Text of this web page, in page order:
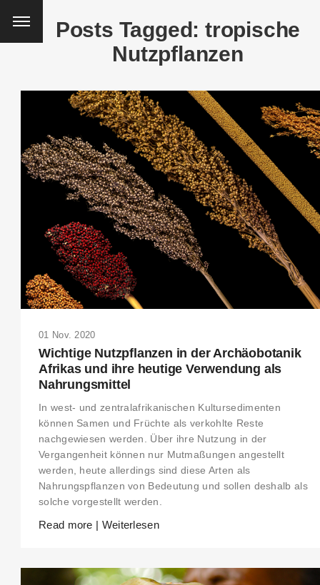
THIS SEARCH BAR ONLY WORKS IN THE GERMAN VERSION OF THE
WEBSITE! NON-GERMAN SPEAKERS PLEASE USE THE SEARCH
Posts Tagged: tropische
Nutzpflanzen
01 Nov. 2020
Wichtige Nutzpflanzen in der Archäobotanik
Afrikas und ihre heutige Verwendung als
Nahrungsmittel
In west- und zentralafrikanischen Kultursedimenten
können Samen und Früchte als verkohlte Reste
nachgewiesen werden. Über ihre Nutzung in der
Vergangenheit können nur Mutmaßungen angestellt
werden, heute allerdings sind diese Arten als
Nahrungspflanzen von Bedeutung und sollen deshalb als
solche vorgestellt werden.
Read more | Weiterlesen